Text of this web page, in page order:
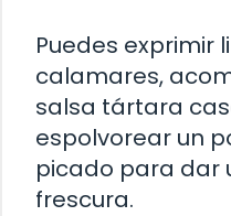
Puedes exprimir
calamares,
salsa tártara
espolvorear un
picado para dar
frescura.